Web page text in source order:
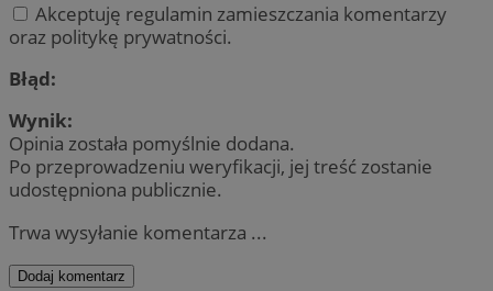
Akceptuję regulamin zamieszczania komentarzy
oraz politykę prywatności.
Błąd:
Wynik:
Opinia została pomyślnie dodana.
Po przeprowadzeniu weryfikacji, jej treść zostanie
udostępniona publicznie.
Trwa wysyłanie komentarza ...
Dodaj komentarz